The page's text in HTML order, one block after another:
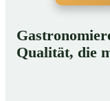
Qualität, die